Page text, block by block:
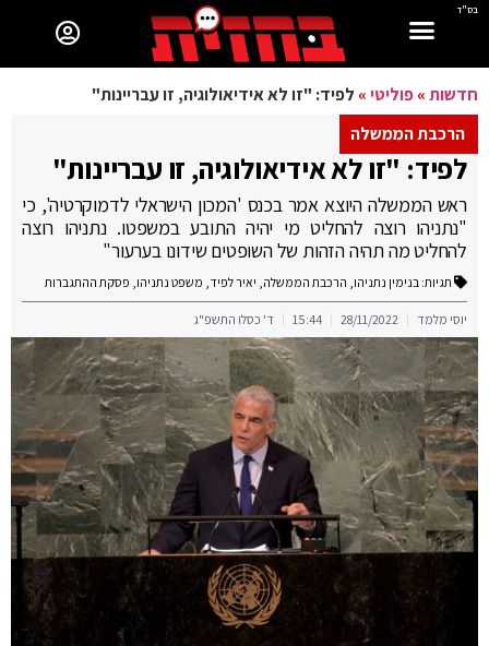
בס"ד
חדשות»פוליטי» לפיד: "זו לא אידיאולוגיה, זו עבריינות"
הרכבת הממשלה
לפיד: "זו לא אידיאולוגיה, זו עבריינות"
ראש הממשלה היוצא אמר בכנס 'המכון הישראלי לדמוקרטיה', כי
"נתניהו רוצה להחליט מי יהיה התובע במשפטו. נתניהו רוצה
להחליט מה תהיה הזהות של השופטים שידונו בערעור"
תגיות: בנימין נתניהו, הרכבת הממשלה, יאיר לפיד, משפט נתניהו, פסקת ההתגברות
יוסי מלמד 28/11/2022
15:44 ד' כסלו התשפ"ג